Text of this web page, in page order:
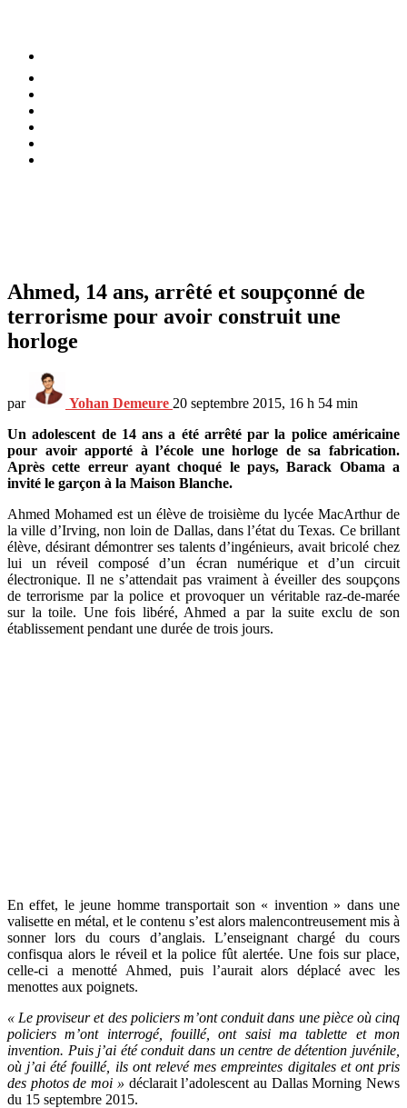
Ahmed, 14 ans, arrêté et soupçonné de
terrorisme pour avoir construit une
horloge
par Yohan Demeure 20 septembre 2015, 16 h 54 min
Un adolescent de 14 ans a été arrêté par la police américaine
pour avoir apporté à l’école une horloge de sa fabrication.
Après cette erreur ayant choqué le pays, Barack Obama a
invité le garçon à la Maison Blanche.
Ahmed Mohamed est un élève de troisième du lycée MacArthur de
la ville d’Irving, non loin de Dallas, dans l’état du Texas. Ce brillant
élève, désirant démontrer ses talents d’ingénieurs, avait bricolé chez
lui un réveil composé d’un écran numérique et d’un circuit
électronique. Il ne s’attendait pas vraiment à éveiller des soupçons
de terrorisme par la police et provoquer un véritable raz-de-marée
sur la toile. Une fois libéré, Ahmed a par la suite exclu de son
établissement pendant une durée de trois jours.
En effet, le jeune homme transportait son « invention » dans une
valisette en métal, et le contenu s’est alors malencontreusement mis à
sonner lors du cours d’anglais. L’enseignant chargé du cours
confisqua alors le réveil et la police fût alertée. Une fois sur place,
celle-ci a menotté Ahmed, puis l’aurait alors déplacé avec les
menottes aux poignets.
« Le proviseur et des policiers m’ont conduit dans une pièce où cinq
policiers m’ont interrogé, fouillé, ont saisi ma tablette et mon
invention. Puis j’ai été conduit dans un centre de détention juvénile,
où j’ai été fouillé, ils ont relevé mes empreintes digitales et ont pris
des photos de moi » déclarait l’adolescent au Dallas Morning News
du 15 septembre 2015.